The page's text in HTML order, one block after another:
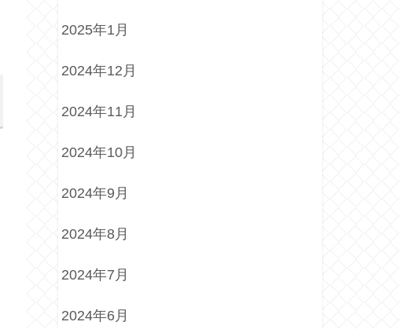
2025年1月
2024年12月
2024年11月
2024年10月
2024年9月
2024年8月
2024年7月
2024年6月